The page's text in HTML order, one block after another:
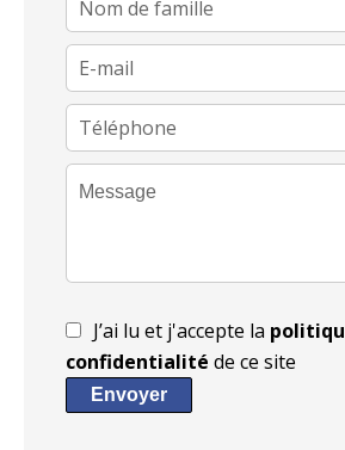
J’ai lu et j'accepte la
confidentialité de ce site
Envoyer